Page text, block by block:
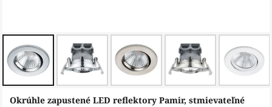
Preskočiť
Okrúhle zapustené LED reflektory Pamir, stmievateľné